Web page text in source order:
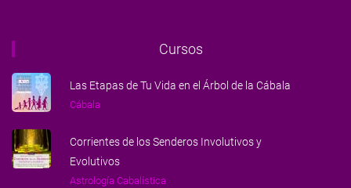
Cursos
Las Etapas de Tu Vida en el Árbol de la Cábala
Cábala
Corrientes de los Senderos Involutivos y
Evolutivos
Astrología Cabalística